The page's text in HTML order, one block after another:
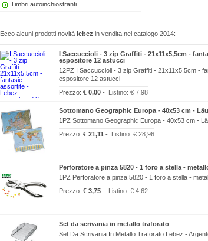
Timbri autoinchiostranti
Ecco alcuni prodotti novità lebez in vendita nel catalogo 2014:
I Saccuccioli - 3 zip Graffiti - 21x11x5,5cm -
espositore 12 astucci
12PZ I Saccuccioli - 3 zip Graffiti - 21x11x5,5cm -
espositore 12 astucci
Prezzo: € 0,00 - Listino: € 7,98
Sottomano Geographic Europa - 40x53 cm -
1PZ Sottomano Geographic Europa - 40x53 cm -
Prezzo: € 21,11 - Listino: € 28,96
Perforatore a pinza 5820 - 1 foro a stella -
1PZ Perforatore a pinza 5820 - 1 foro a stella -
Prezzo: € 3,75 - Listino: € 4,62
Set da scrivania in metallo traforato
Set Da Scrivania In Metallo Traforato Lebez -